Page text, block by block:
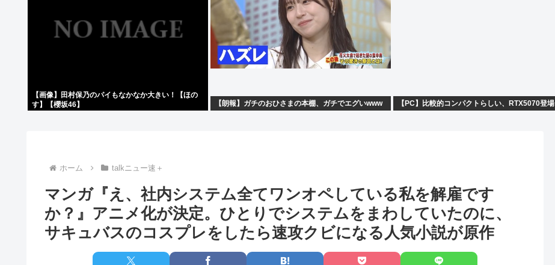
【画像】田村保乃のパイもなかなか大きい！【ほの
す】【櫻坂46】
【朗報】ガチのおひさまの本棚、ガチでエグいwww 【PC】比較的コンパクトらしい、RTX5070登場
ホーム talkニュー速＋
マンガ『え、社内システム全てワンオペしている私を解雇です
か？』アニメ化が決定。ひとりでシステムをまわしていたのに、
サキュバスのコスプレをしたら速攻クビになる人気小説が原作